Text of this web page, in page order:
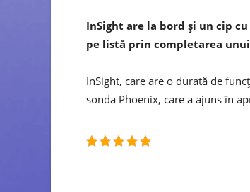
InSight are la bord şi un cip
pe listă prin completarea
InSight, care are o durată de
sonda Phoenix, care a ajuns în